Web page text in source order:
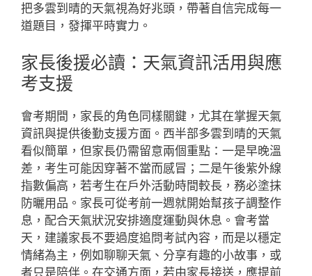
把多雲到晴的天氣視為好兆頭，帶著自信完成每一
道題目，發揮平時實力。
家長後援必讀：天氣資訊活用與應
考支援
會考期間，家長的角色同樣關鍵，尤其在掌握天氣
資訊與提供後勤支援方面。西半部多雲到晴的天氣
看似簡單，但家長仍需留意兩個重點：一是早晚溫
差，考生可能因穿著不當而感冒；二是午後紫外線
指數偏高，若考生在戶外活動時間較長，務必塗抹
防曬用品。家長可從考前一週就開始幫孩子調整作
息，配合天氣狀況安排適度運動與休息。會考當
天，建議家長不要過度追問考試內容，而是以穩定
情緒為主，例如聊聊天氣、分享有趣的小故事，或
者只是陪伴。在交通方面，若由家長接送，應提前